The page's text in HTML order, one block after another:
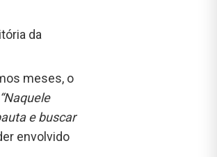
da
meses, o
“Naquele
e buscar
envolvido